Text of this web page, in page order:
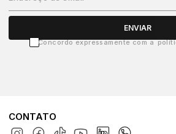
ENVIAR
Concordo expressamente com a
CONTATO